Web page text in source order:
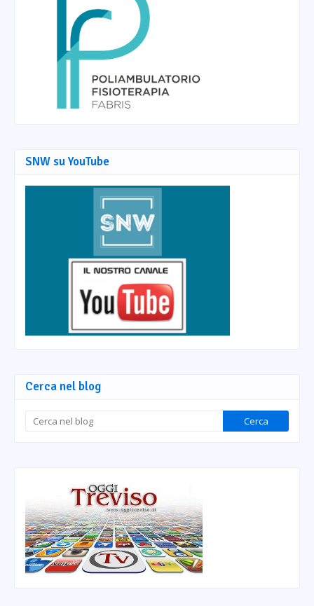
SNW su YouTube
Cerca nel blog